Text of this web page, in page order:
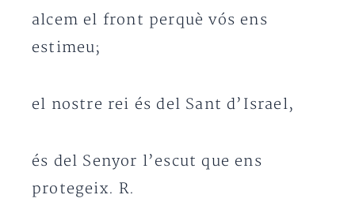
alcem el front perquè vós ens
estimeu;
el nostre rei és del Sant d’Israel,
és del Senyor l’escut que ens
protegeix. R.